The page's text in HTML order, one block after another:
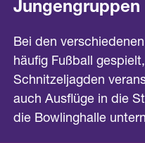
Jungengruppen
Bei den
häufig Fußball
Schnitzeljagden
auch Ausflüge in die
die Bowlinghalle